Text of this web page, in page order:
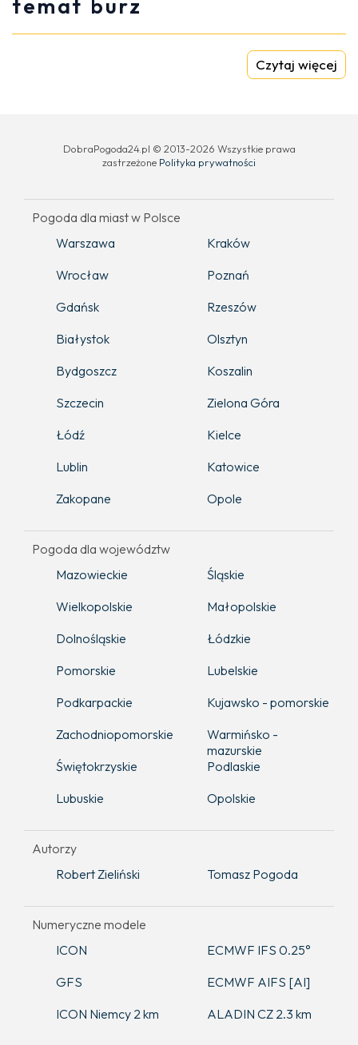
temat burz
Czytaj więcej
DobraPogoda24.pl © 2013-2026 Wszystkie prawa
zastrzeżone Polityka prywatności
Pogoda dla miast w Polsce
Warszawa
Kraków
Wrocław
Poznań
Gdańsk
Rzeszów
Białystok
Olsztyn
Bydgoszcz
Koszalin
Szczecin
Zielona Góra
Łódź
Kielce
Lublin
Katowice
Zakopane
Opole
Pogoda dla województw
Mazowieckie
Śląskie
Wielkopolskie
Małopolskie
Dolnośląskie
Łódzkie
Pomorskie
Lubelskie
Podkarpackie
Kujawsko - pomorskie
Zachodniopomorskie
Warmińsko -
mazurskie
Świętokrzyskie
Podlaskie
Lubuskie
Opolskie
Autorzy
Robert Zieliński
Tomasz Pogoda
Numeryczne modele
ICON
ECMWF IFS 0.25°
GFS
ECMWF AIFS [AI]
ICON Niemcy 2 km
ALADIN CZ 2.3 km